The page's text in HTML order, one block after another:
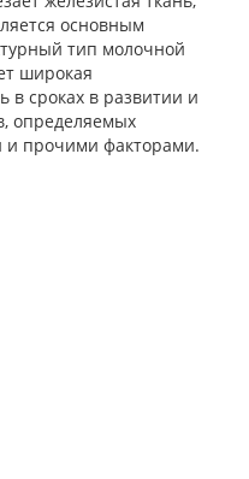
основным
тип молочной
широкая
в сроках в развитии и
определяемых
прочими факторами.